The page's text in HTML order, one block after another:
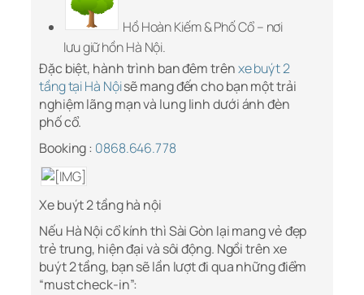
Hồ Hoàn Kiếm & Phố Cổ – nơi
lưu giữ hồn Hà Nội.
Đặc biệt, hành trình ban đêm trênxe buýt 2
tầng tại Hà Nộisẽ mang đến cho bạn một trải
nghiệm lãng mạn và lung linh dưới ánh đèn
phố cổ.
Booking : 0868.646.778
Xe buýt 2 tầng hà nội
Nếu Hà Nội cổ kính thì Sài Gòn lại mang vẻ đẹp
trẻ trung, hiện đại và sôi động. Ngồi trên xe
buýt 2 tầng, bạn sẽ lần lượt đi qua những điểm
“must check-in”: